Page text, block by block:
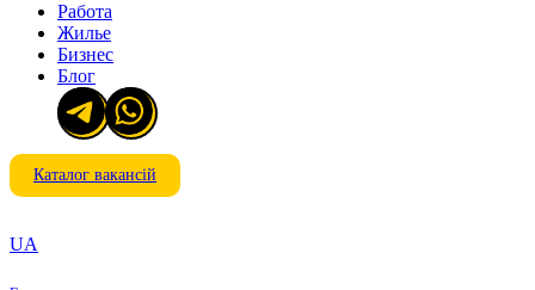
Работа
Жилье
Бизнес
Блог
Каталог вакансій
UA